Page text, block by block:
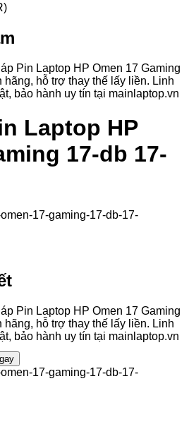
Pin Laptop HP Omen 17 Gaming
hỗ trợ thay thế lấy liền. Linh
bảo hành uy tín tại mainlaptop.vn
Laptop HP
17-db 17-
Pin Laptop HP Omen 17 Gaming
hỗ trợ thay thế lấy liền. Linh
bảo hành uy tín tại mainlaptop.vn